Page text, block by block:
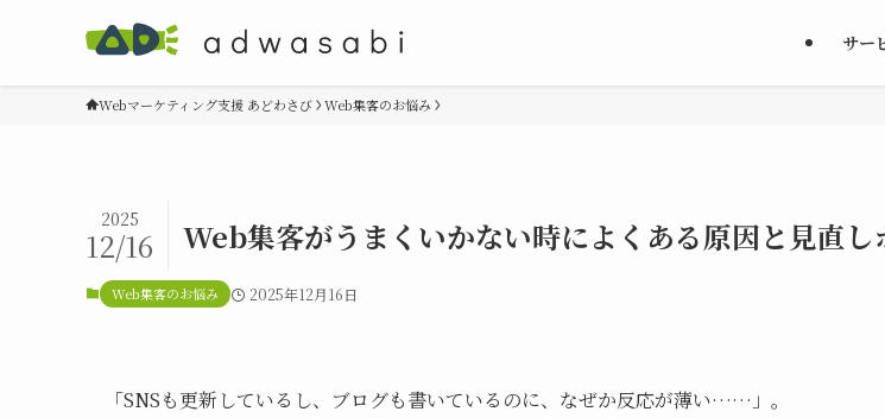
サー
Webマーケティング支援 あどわさび Web集客のお悩み
Web集客がうまくいかない時によくある原因と見直し
2025
12/16
Web集客のお悩み 2025年12月16日
「SNSも更新しているし、ブログも書いているのに、なぜか反応が薄い……」。